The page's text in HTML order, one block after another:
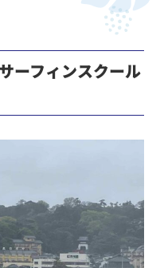
ーフィンスクール